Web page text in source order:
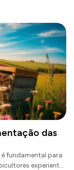
significativos na
em
e diversos fatores
sobre
para o
como
uma
dos criadores de
de
permite
[…]
das
fundamental para
experientes